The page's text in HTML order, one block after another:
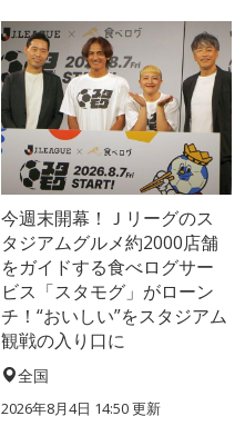
今週末開幕！Ｊリーグのス
タジアムグルメ約2000店舗
をガイドする食べログサー
ビス「スタモグ」がローン
チ！“おいしい”をスタジアム
観戦の入り口に
全国
2026年8月4日 14:50更新